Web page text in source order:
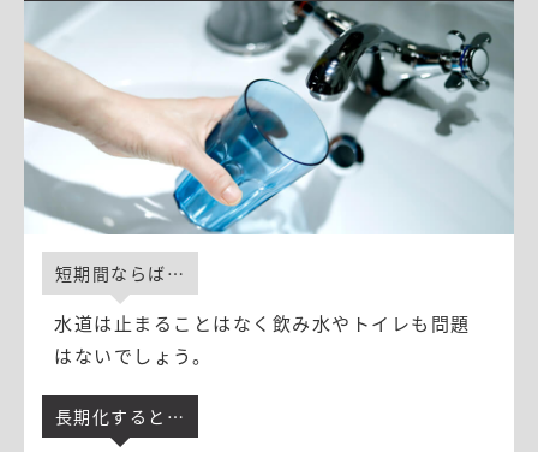
停電は、地震だけでなく、台風や大雨、落雷など、災
害の規模や種類に関係なく発生します。
そして、停電は時として長期化することで停電自体が
災害へと変わります。
2019年9月9日、日本に上陸した台風15号は、非常に強
い勢力を保ったまま千葉県付近を通過。その後、東北
を抜けましたが、各地で被害をもたらしました。
このとき、東京電力エリアでは送電線が破壊され、約
82万戸以上が停電となりました。特に千葉県では被害
が大きく、ピーク時には62万戸以上が停電。台風の通
過から10日以上経っても、約3万戸以上が停電のままと
いう状態になりました。(※１)
短期間ならば⋯
水道は止まることはなく飲み水やトイレも問題
はないでしょう。
長期化すると⋯